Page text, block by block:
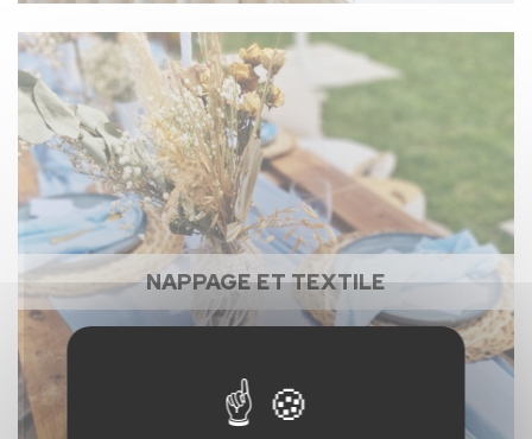
NAPPAGE ET TEXTILE